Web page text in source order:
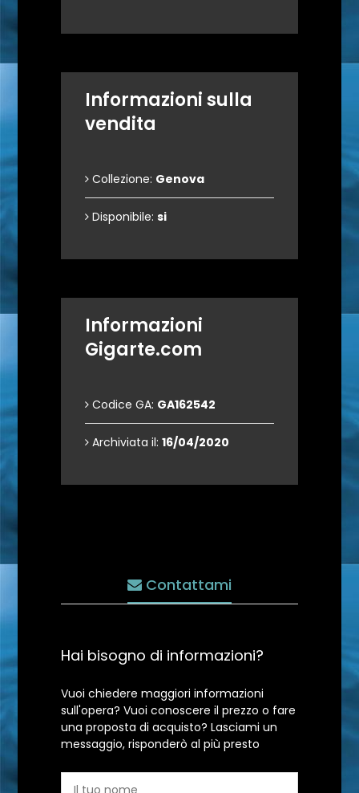
Informazioni sulla
vendita
Collezione: Genova
Disponibile: si
Informazioni
Gigarte.com
Codice GA: GA162542
Archiviata il: 16/04/2020
Contattami
Hai bisogno di informazioni?
Vuoi chiedere maggiori informazioni
sull'opera? Vuoi conoscere il prezzo o fare
una proposta di acquisto? Lasciami un
messaggio, risponderò al più presto